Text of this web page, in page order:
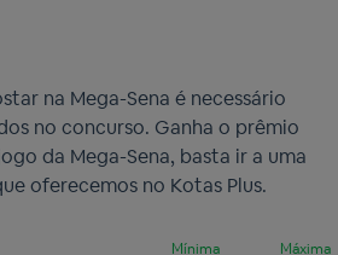
na Mega-Sena é necessário
no concurso. Ganha o prêmio
da Mega-Sena, basta ir a uma
oferecemos no Kotas Plus.
Mínima Máxima